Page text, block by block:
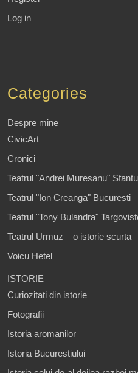
Log in
Categories
Despre mine
CivicArt
Cronici
Teatrul "Andrei Muresanu"
Teatrul "Ion Creanga" Bucuresti
Teatrul "Tony Bulandra"
Teatrul Urmuz – o istorie scurta
Voicu Hetel
ISTORIE
Curiozitati din istorie
Fotografii
Istoria aromanilor
Istoria Bucurestiului